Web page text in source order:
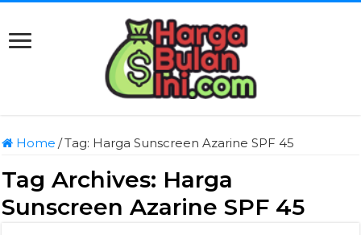
Home /Tag: Harga Sunscreen Azarine SPF 45
Tag Archives: Harga
Sunscreen Azarine SPF 45